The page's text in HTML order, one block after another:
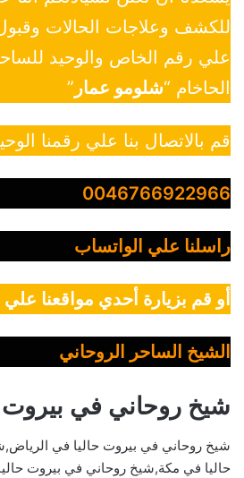
للكشف وعلاجات الحالات
علي رقم الخاص والوحيد
الحاخام “شلومو عمار ”
قم بالاتصال بنا علي رقمنا
0046766922966
راسلنا علي الواتساب
أو قم بزيارة أحدي مواقعنا علي
الشيخ الساحر الروحاني
شيخ روحاني في
شيخ روحاني في بيروت حاليا في
حاليا في مكة,شيخ روحاني في بيروت